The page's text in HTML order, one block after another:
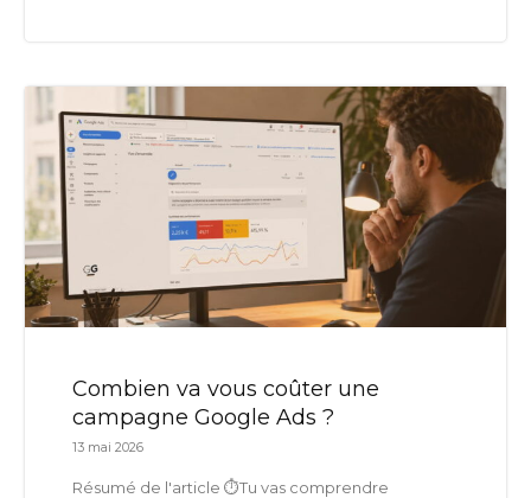
Combien va vous coûter une
campagne Google Ads ?
13 mai 2026
Résumé de l'article ⏱️Tu vas comprendre